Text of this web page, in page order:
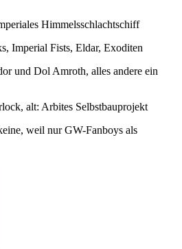
Himmelsschlachtschiff
Imperial Fists, Eldar, Exoditen
und Dol Amroth, alles andere ein
alt: Arbites Selbstbauprojekt
weil nur GW-Fanboys als